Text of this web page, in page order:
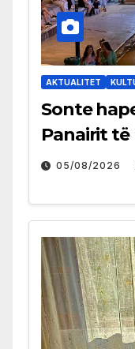
AKTUALITET
Sonte
Panairit të
05/08/2026